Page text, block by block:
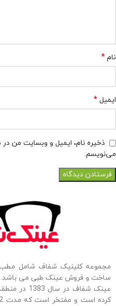
نام *
ایمیل *
ذخیره نام، ایمیل و وبسایت من در
می‌نویسم.
مجموعه کلینیک شفاف شامل
ساخت و فروش عینک طبی می باشد.
عینک شفاف